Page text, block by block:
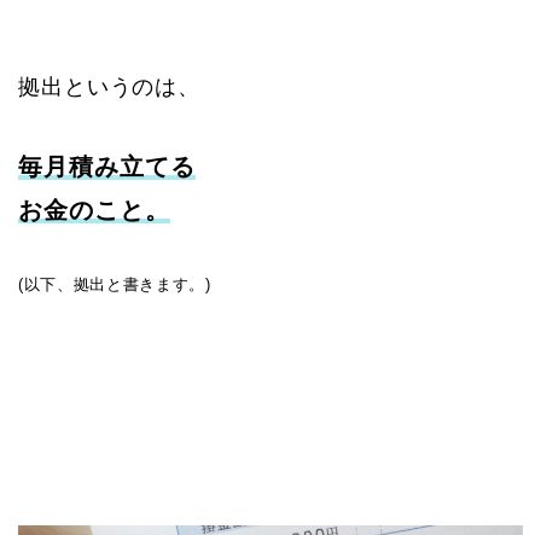
拠出というのは、
毎月積み立てる
お金のこと。
(以下、拠出と書きます。)